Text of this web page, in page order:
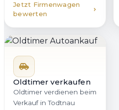
Jetzt Firmenwagen
bewerten
Oldtimer verkaufen
Oldtimer verdienen beim
Verkauf in Todtnau